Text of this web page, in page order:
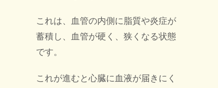
これは、血管の内側に脂質や炎症が
蓄積し、血管が硬く、狭くなる状態
です。
これが進むと心臓に血液が届きにく